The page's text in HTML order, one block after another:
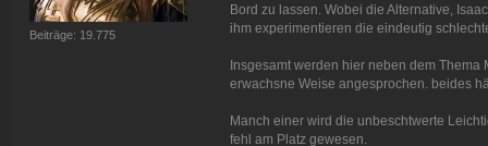
Beiträge: 19.775
Bord zu lassen. Wobei die Alternative,
ihm experimentieren die eindeutig
Insgesamt werden hier neben dem
erwachsne Weise angesprochen. beides
Manch einer wird die unbeschtwerte
fehl am Platz gewesen.